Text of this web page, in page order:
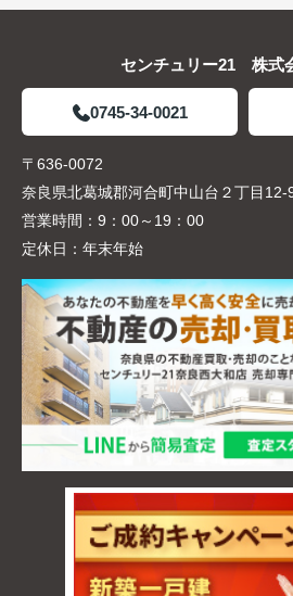
センチュリー21 株式
0745-34-0021
〒636-0072
奈良県北葛城郡河合町中山台２丁目12-
営業時間： 9：00～19：00
定休日： 年末年始